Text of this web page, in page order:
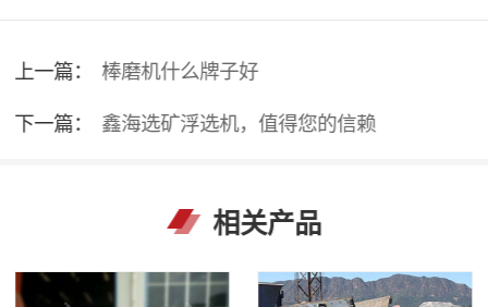
上一篇：
棒磨机什么牌子好
下一篇：
鑫海选矿浮选机，值得您的信赖
相关产品